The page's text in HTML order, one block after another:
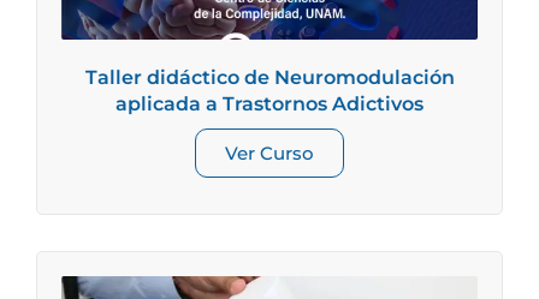
Taller didáctico de Neuromodulación
aplicada a Trastornos Adictivos
Ver Curso